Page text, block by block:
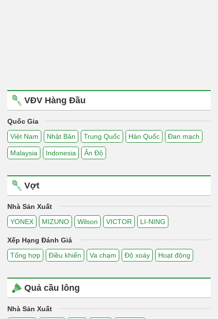
VĐV Hàng Đầu
Quốc Gia
Việt Nam
Nhật Bản Trung Quốc Hàn Quốc Đan mạch
Malaysia Indonesia Ấn Độ
Vợt
Nhà Sản Xuất
YONEX
MIZUNO Wilson VICTOR LI-NING
Xếp Hạng Đánh Giá
Tổng hợp
Điều khiển Va chạm Độ xoáy Hoạt động
Quả cầu lông
Nhà Sản Xuất